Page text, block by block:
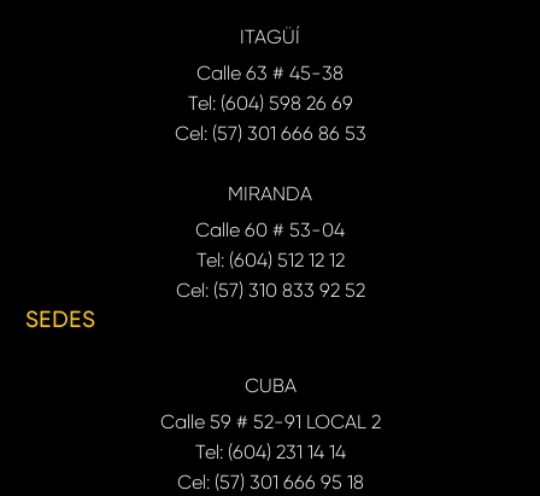
ITAGÜÍ
Calle 63 # 45-38
Tel: (604) 598 26 69
Cel: (57) 301 666 86 53
MIRANDA
Calle 60 # 53-04
Tel: (604) 512 12 12
Cel: (57) 310 833 92 52
SEDES
CUBA
Calle 59 # 52-91 LOCAL 2
Tel: (604) 231 14 14
Cel: (57) 301 666 95 18